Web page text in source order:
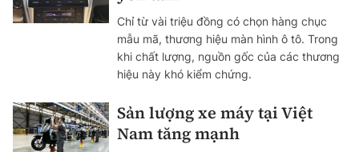
Chỉ từ vài triệu đồng có chọn hàng chục
mẫu mã, thương hiệu màn hình ô tô. Trong
khi chất lượng, nguồn gốc của các thương
hiệu này khó kiểm chứng.
Sản lượng xe máy tại Việt
Nam tăng mạnh